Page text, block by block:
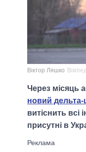
Віктор Ляшко
Через місяць
новий
витіснить всі
присутні в